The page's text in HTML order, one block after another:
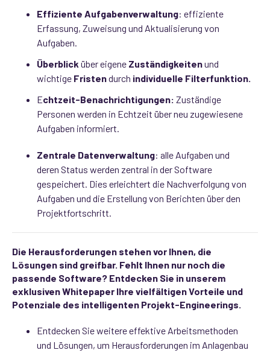
Effiziente Aufgabenverwaltung: effiziente
Erfassung, Zuweisung und Aktualisierung von
Aufgaben.
Überblick über eigene Zuständigkeitenund
wichtige Fristendurch individuelle Filterfunktion.
Echtzeit-Benachrichtigungen: Zuständige
Personen werden in Echtzeit über neu zugewiesene
Aufgaben informiert.
Zentrale Datenverwaltung: alle Aufgaben und
deren Status werden zentral in der Software
gespeichert. Dies erleichtert die Nachverfolgung von
Aufgaben und die Erstellung von Berichten über den
Projektfortschritt.
Die Herausforderungen stehen vor Ihnen, die
Lösungen sind greifbar. Fehlt Ihnen nur noch die
passende Software? Entdecken Sie in unserem
exklusiven Whitepaper Ihre vielfältigen Vorteile und
Potenziale des intelligenten Projekt-Engineerings.
Entdecken Sie weitere effektive Arbeitsmethoden
und Lösungen, um Herausforderungen im Anlagenbau